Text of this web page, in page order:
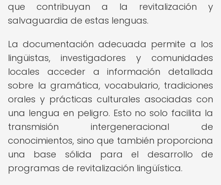
que contribuyan a la revitalización y
salvaguardia de estas lenguas.
La documentación adecuada permite a los
lingüistas, investigadores y comunidades
locales acceder a información detallada
sobre la gramática, vocabulario, tradiciones
orales y prácticas culturales asociadas con
una lengua en peligro. Esto no solo facilita la
transmisión intergeneracional de
conocimientos, sino que también proporciona
una base sólida para el desarrollo de
programas de revitalización lingüística.